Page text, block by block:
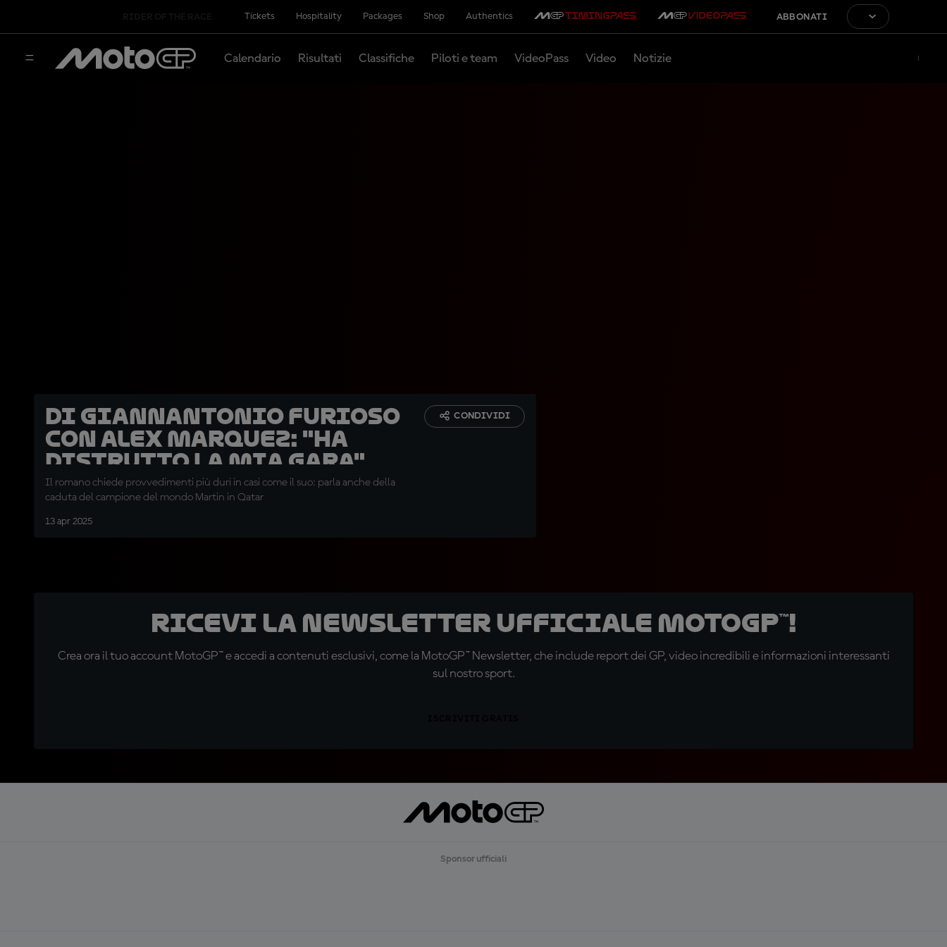
Tickets Hospitality Packages Shop Authentics ABBONATI
Calendario Risultati Classifiche Piloti e team VideoPass Video Notizie
Di Giannantonio furioso
con Alex Marquez: "Ha
distrutto la mia gara"
Il romano chiede provvedimenti più duri in casi come il suo: parla anche della
caduta del campione del mondo Martin in Qatar
13 apr 2025
CONDIVIDI
Ricevi la newsletter ufficiale MotoGP™!
Crea ora il tuo account MotoGP™ e accedi a contenuti esclusivi, come la MotoGP™ Newsletter, che include report dei GP, video incredibili e informazioni interessanti
sul nostro sport.
Sponsor ufficiali